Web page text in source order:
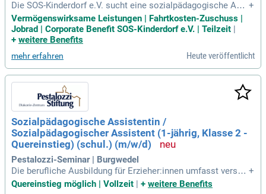
Die SOS-Kinderdorf e.V. sucht eine sozialpädagogische Assi
stentin (m/w/d) für den Offenen Ganztag an der Grundschule
Barkauer Land in Kirchbarkau. In dieser Teilzeitstelle unterst
ützen Sie Kinder aktiv in ihrer Entwicklung und fördern Team
ng und idealerweise einen Abschluss im sozialen Bereich m
it. Der SOS-Kinderdorf e.V. ist eine angesehene Organisation
der Kinder- und Jugendhilfe mit über 5.200 engagierten Mitar
beitern. Unsere Einrichtung in Lütjenburg bietet vielseitige A
ngebote wie Kinderdorffamilien und ein Familienzentrum. Be
werben Sie sich jetzt und gestalten Sie die Zukunft von Kind
ern mit!
+
Vermögenswirksame Leistungen | Fahrtkosten-Zuschuss |
Jobrad | Corporate Benefit SOS-Kinderdorf e.V. | Teilzeit |
+ weitere Benefits
mehr erfahren Heute veröffentlicht
Sozialpädagogische Assistentin /
Sozialpädagogischer Assistent (1-jährig, Klasse 2 -
Quereinstieg) (schul.) (m/w/d)
Pestalozzi-Seminar | Burgwedel
Die berufliche Ausbildung für Erzieher:innen umfasst versch
iedene berufsübergreifende Fächer wie Deutsch, Englisch un
+
Quereinstieg möglich | Vollzeit
+ weitere Benefits